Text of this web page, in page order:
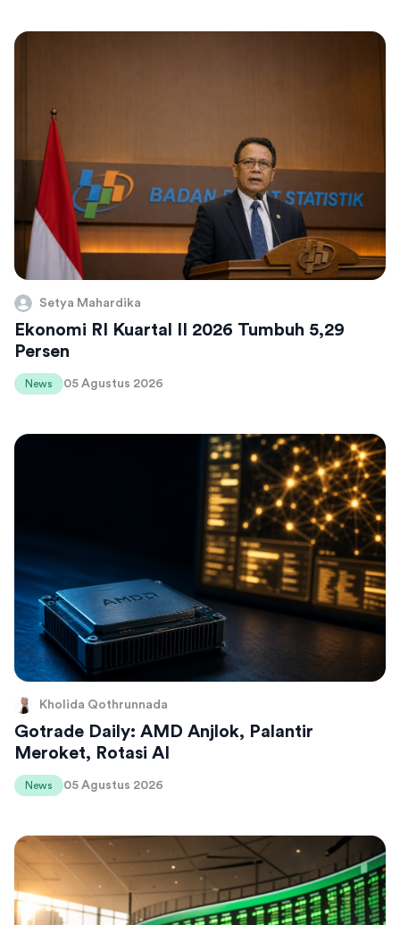
Setya Mahardika
Ekonomi RI Kuartal II 2026 Tumbuh 5,29
Persen
News 05 Agustus 2026
Kholida Qothrunnada
Gotrade Daily: AMD Anjlok, Palantir
Meroket, Rotasi AI
News 05 Agustus 2026